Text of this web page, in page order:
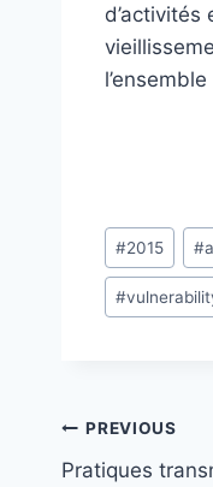
Post
Tags:
#2015 #
#
Post
navigation
PREVIOUS
Pratiques